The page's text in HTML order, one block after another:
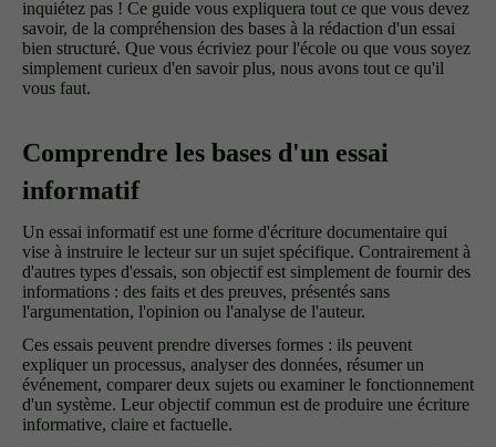
inquiétez pas ! Ce guide vous expliquera tout ce que vous devez
savoir, de la compréhension des bases à la rédaction d'un essai
bien structuré. Que vous écriviez pour l'école ou que vous soyez
simplement curieux d'en savoir plus, nous avons tout ce qu'il
vous faut.
Comprendre les bases d'un essai
informatif
Un essai informatif est une forme d'écriture documentaire qui
vise à instruire le lecteur sur un sujet spécifique. Contrairement à
d'autres types d'essais, son objectif est simplement de fournir des
informations : des faits et des preuves, présentés sans
l'argumentation, l'opinion ou l'analyse de l'auteur.
Ces essais peuvent prendre diverses formes : ils peuvent
expliquer un processus, analyser des données, résumer un
événement, comparer deux sujets ou examiner le fonctionnement
d'un système. Leur objectif commun est de produire une écriture
informative, claire et factuelle.